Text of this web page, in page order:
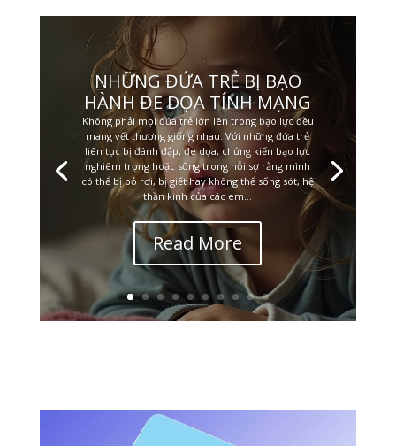
NHỮNG ĐỨA TRẺ BỊ BẠO
HÀNH ĐE DỌA TÍNH MẠNG
Không phải mọi đứa trẻ lớn lên trong bạo lực đều
mang vết thương giống nhau. Với những đứa trẻ
liên tục bị đánh đập, đe dọa, chứng kiến bạo lực
nghiêm trọng hoặc sống trong nỗi sợ rằng mình
có thể bị bỏ rơi, bị giết hay không thể sống sót, hệ
thần kinh của các em...
Read More